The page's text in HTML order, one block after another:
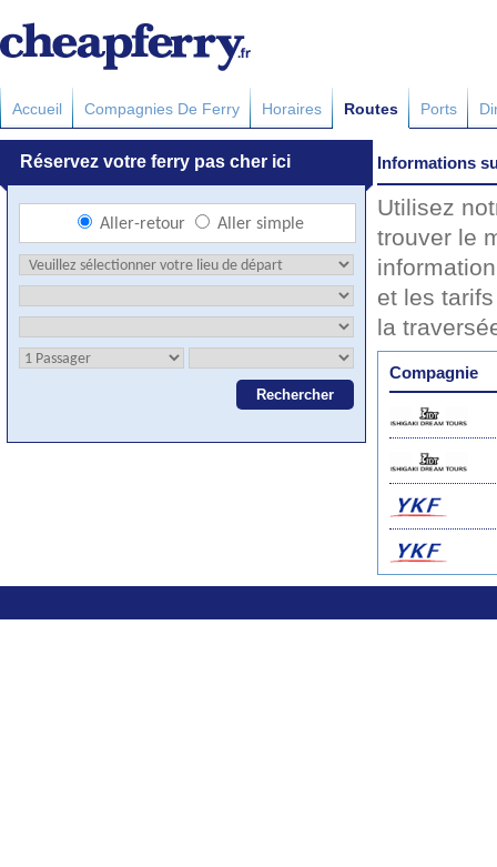
Accueil Compagnies De Ferry Horaires Routes Ports
Informations
Utilisez
trouver le
et les
la
Compagnie